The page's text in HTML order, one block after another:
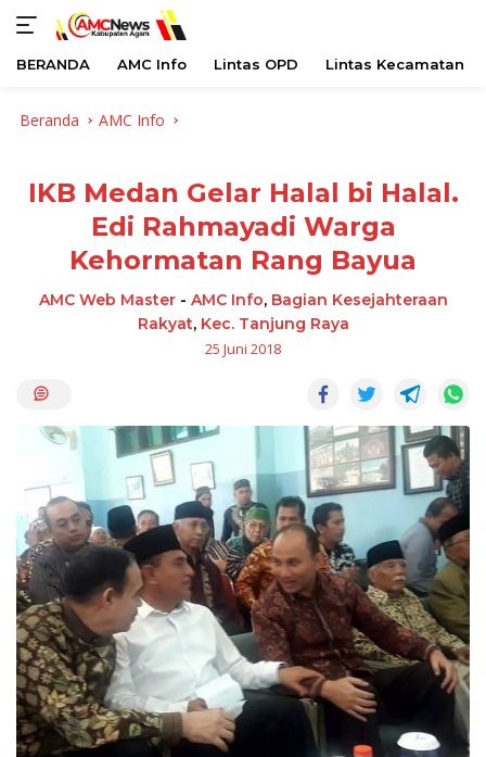
BERANDA AMC Info Lintas OPD Lintas Kecamatan
Beranda AMC Info
IKB Medan Gelar Halal bi Halal.
Edi Rahmayadi Warga
Kehormatan Rang Bayua
AMC Web Master- AMC Info, Bagian Kesejahteraan
Rakyat, Kec. Tanjung Raya
25 Juni 2018